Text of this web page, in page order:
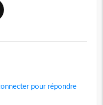
pour répondre